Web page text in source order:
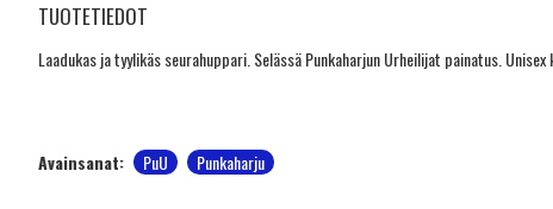
TUOTETIEDOT
Laadukas ja tyylikäs seurahuppari. Selässä Punkaharjun Urheilijat painatus.
Avainsanat: PuU Punkaharju